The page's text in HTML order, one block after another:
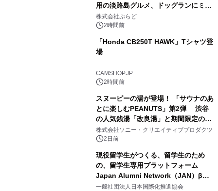
用の淡路島グルメ、ドッグランにミニ
プール グランピングとトレーラーハウ
スの2施設で
株式会社ぷらど
2時間前
「Honda CB250T HAWK」Tシャツ登
場
CAMSHOP.JP
2時間前
スヌーピーの湯が登場！ 「サウナのあ
とに楽しむPEANUTS」第2弾 渋谷
の人気銭湯「改良湯」と期間限定のコ
ラボレーション サウナイキタイコラ
ボグッズも発売決定！
株式会社ソニー・クリエイティブプロダクツ
2日前
現役留学生がつくる、留学生のため
の、留学生専用プラットフォーム
Japan Alumni Network（JAN）β版
をリリース
一般社団法人日本国際化推進協会